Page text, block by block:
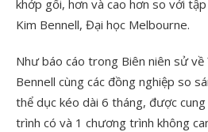
khớp gối, hơn và cao hơn so với
Kim Bennell, Đại học Melbourne.
Như báo cáo trong Biên niên sử về
Bennell cùng các đồng nghiệp so
thể dục kéo dài 6 tháng, được
trình có và 1 chương trình không